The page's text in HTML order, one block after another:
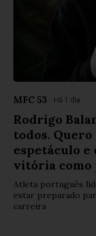
MFC 53 Há 1 dia
Rodrigo
todos.
espetáculo
vitória como
Atleta português
estar preparado
carreira